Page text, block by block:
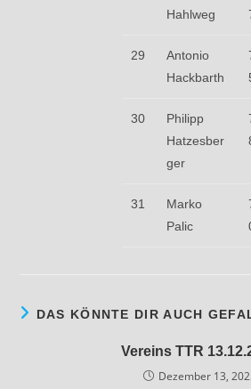
Hahlweg
29
Antonio
Hackbarth
30
Philipp
Hatzesber
ger
31
Marko
Palic
DAS KÖNNTE DIR AUCH
Vereins TTR
Dezember 13,